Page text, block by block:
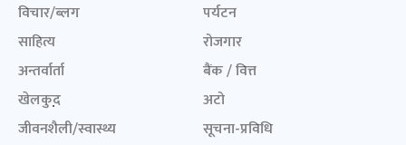
विचार/ब्लग
साहित्य
अन्तर्वार्ता
खेलकुद़़
जीवनशैली/स्वास्थ्य
पर्यटन
रोजगार
बैंक / वित्त
अटो
सूचना-प्रविधि